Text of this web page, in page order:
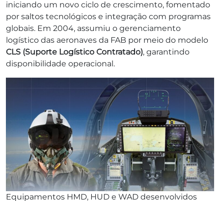
iniciando um novo ciclo de crescimento, fomentado
por saltos tecnológicos e integração com programas
globais. Em 2004, assumiu o gerenciamento
logístico das aeronaves da FAB por meio do modelo
CLS (Suporte Logístico Contratado), garantindo
disponibilidade operacional.
Equipamentos HMD, HUD e WAD desenvolvidos